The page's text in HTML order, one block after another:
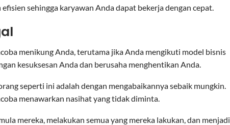
sehingga karyawan Anda dapat bekerja dengan cepat.
menikung Anda, terutama jika Anda mengikuti model bisnis
kesuksesan Anda dan berusaha menghentikan Anda.
seperti ini adalah dengan mengabaikannya sebaik mungkin.
menawarkan nasihat yang tidak diminta.
mereka, melakukan semua yang mereka lakukan, dan menjadi